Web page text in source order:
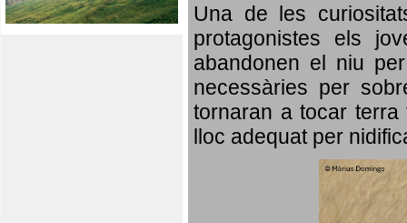
Una de les
protagonistes els
abandonen el niu
necessàries per
tornaran a tocar
lloc adequat per